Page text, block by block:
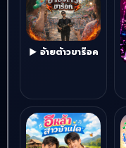
▶ อ้ายต้าวขาร๊อค